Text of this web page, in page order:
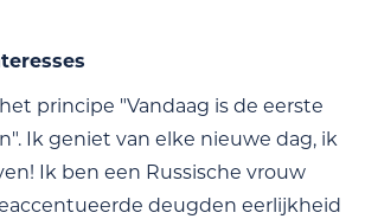
principe "Vandaag is de eerste
Ik geniet van elke nieuwe dag, ik
Ik ben een Russische vrouw
deugden eerlijkheid